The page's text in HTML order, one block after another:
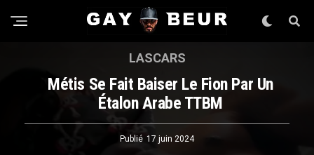
LASCARS
Métis Se Fait Baiser Le Fion Par Un
Étalon Arabe TTBM
Publié 17 juin 2024